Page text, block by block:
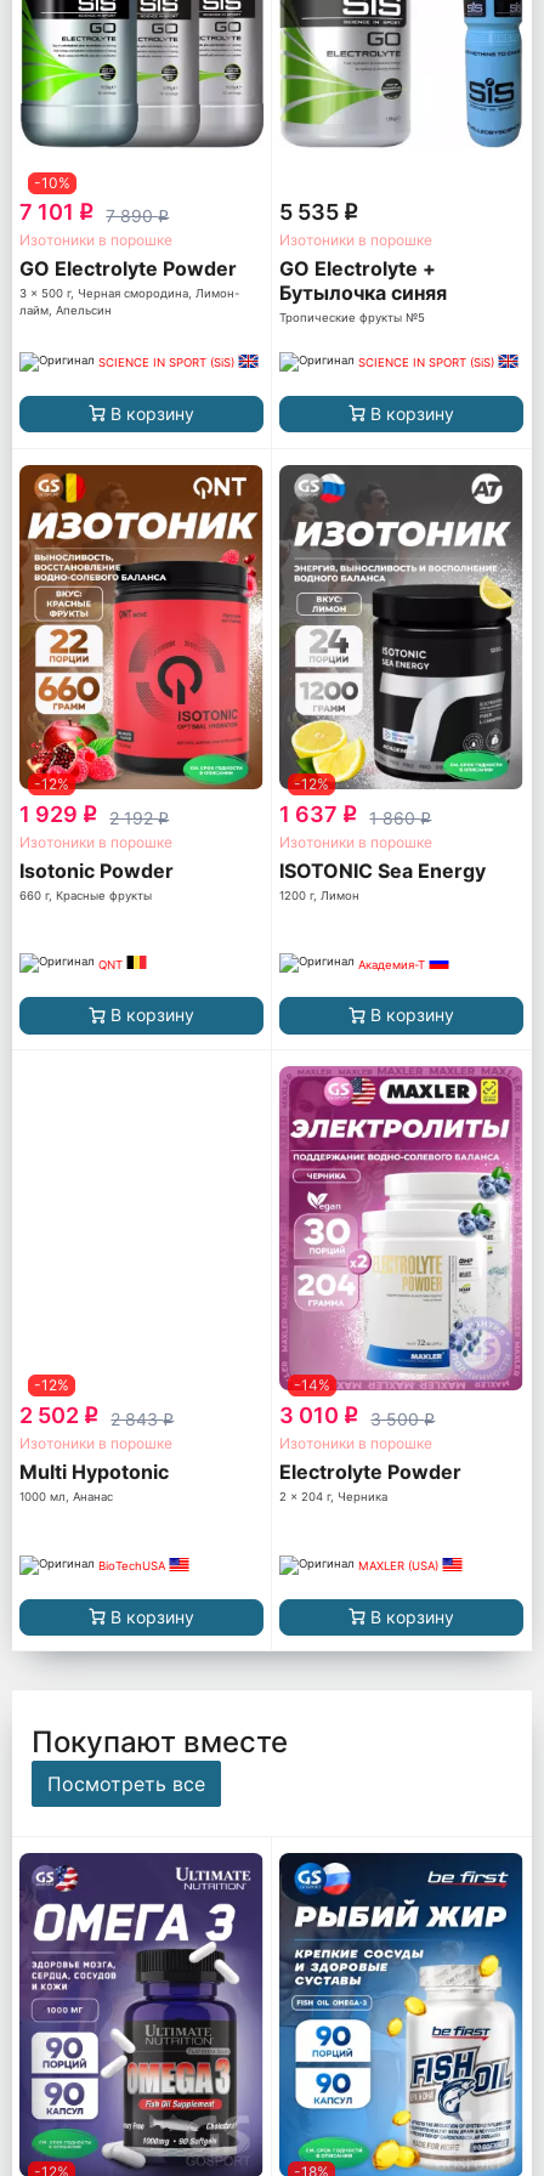
-10%
7 101 q 7 890q
Изотоники в порошке
GO Electrolyte Powder
3 x 500 г, Черная смородина, Лимон-
лайм, Апельсин
SCIENCE IN SPORT (SiS)
В корзину
5 535 q
Изотоники в порошке
GO Electrolyte +
Бутылочка синяя
Тропические фрукты №5
SCIENCE IN SPORT (SiS)
В корзину
-12%
1 929 q 2 192q
Изотоники в порошке
Isotonic Powder
660 г, Красные фрукты
QNT
В корзину
-12%
1 637 q 1 860q
Изотоники в порошке
ISOTONIC Sea Energy
1200 г, Лимон
Академия-Т
В корзину
-12%
2 502 q 2 843q
Изотоники в порошке
Multi Hypotonic
1000 мл, Ананас
BioTechUSA
В корзину
-14%
3 010 q 3 500q
Изотоники в порошке
Electrolyte Powder
2 x 204 г, Черника
MAXLER (USA)
В корзину
Покупают вместе
Посмотреть все
-12% -18%